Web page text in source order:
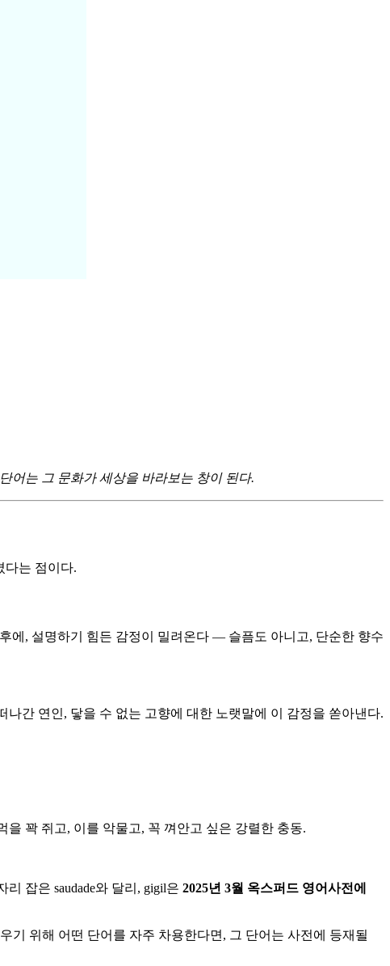
어는 그 문화가 세상을 바라보는 창이 된다.
다는 점이다.
에, 설명하기 힘든 감정이 밀려온다 — 슬픔도 아니고, 단순한 향수
간 연인, 닿을 수 없는 고향에 대한 노랫말에 이 감정을 쏟아낸다.
꽉 쥐고, 이를 악물고, 꼭 껴안고 싶은 강렬한 충동.
잡은 saudade와 달리, gigil은 2025년 3월 옥스퍼드 영어사전에
기 위해 어떤 단어를 자주 차용한다면, 그 단어는 사전에 등재될